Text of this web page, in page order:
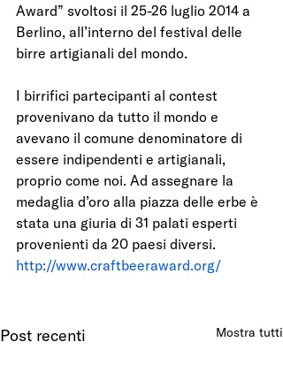
Award” svoltosi il 25-26 luglio 2014 a
Berlino, all’interno del festival delle
birre artigianali del mondo.
I birrifici partecipanti al contest
provenivano da tutto il mondo e
avevano il comune denominatore di
essere indipendenti e artigianali,
proprio come noi. Ad assegnare la
medaglia d’oro alla piazza delle erbe è
stata una giuria di 31 palati esperti
provenienti da 20 paesi diversi.
http://www.craftbeeraward.org/
Post recenti Mostra tutti